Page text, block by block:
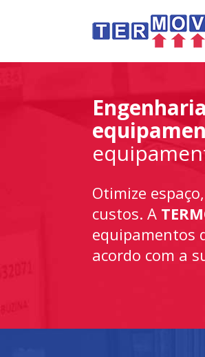
Otimize
custos. A
equipamentos
acordo com a